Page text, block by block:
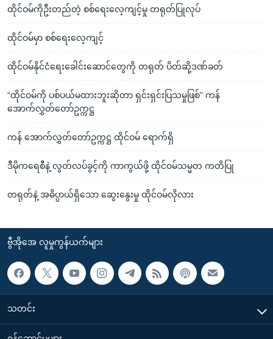
ထိုင်ဝမ်ကိုဦးတည်တဲ့ စစ်ရေးလေ့ကျင့်မှု တရုတ်ပြုလုပ်
ထိုင်ဝမ်မှာ စစ်ရေးလေ့ကျင့်
ထိုင်ဝမ်နိုင်ငံရေးခေါင်းဆောင်တွေကို တရုတ် ပိတ်ဆို့ဒဏ်ခတ်
“ထိုင်ဝမ်ကို ပစ်ပယ်မထားဘူးဆိုတာ ရှင်းရှင်းပြသမှုဖြစ်” ကန်
အောက်လွှတ်တော်ဥက္ကဋ္ဌ
ကန် အောက်လွှတ်တော်ဥက္ကဋ္ဌ ထိုင်ဝမ် ရောက်ရှိ
ဒီမိုကရေစီနဲ့ လွတ်လပ်ခွင့်ကို ကာကွယ်ဖို့ ထိုင်ဝမ်သမ္မတ ကတိပြု
တရုတ်နဲ့ အဓိပ္ပာယ်ရှိသော ဆွေးနွေးမှု ထိုင်ဝမ်လိုလား
ဗွီအိုအေ လူမှုကွန်ယက်များ
သတင်း